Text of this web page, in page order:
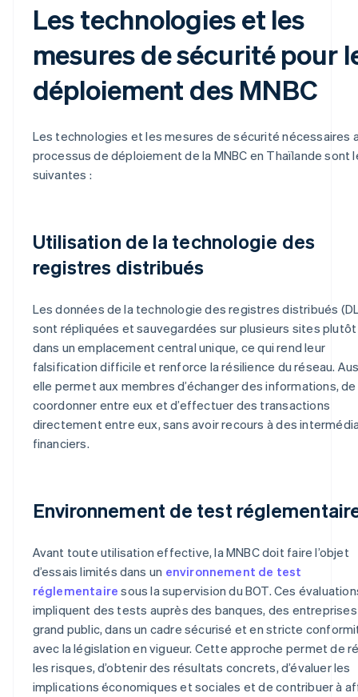
Les technologies et les
mesures de sécurité pour
déploiement des MNBC
Les technologies et les mesures de sécurité nécessaires
processus de déploiement de la MNBC en Thaïlande sont
suivantes :
Utilisation de la technologie des
registres distribués
Les données de la technologie des registres distribués
sont répliquées et sauvegardées sur plusieurs sites
dans un emplacement central unique, ce qui rend leur
falsification difficile et renforce la résilience du réseau.
elle permet aux membres d’échanger des informations, de
coordonner entre eux et d’effectuer des transactions
directement entre eux, sans avoir recours à des
financiers.
Environnement de test
Avant toute utilisation effective, la MNBC doit faire l’objet
d’essais limités dans un environnement de test
réglementaire sous la supervision du BOT. Ces
impliquent des tests auprès des banques, des
grand public, dans un cadre sécurisé et en stricte
avec la législation en vigueur. Cette approche permet de
les risques, d’obtenir des résultats concrets, d’évaluer les
implications économiques et sociales et de contribuer à